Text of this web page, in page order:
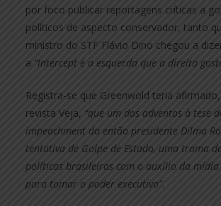
por foco publicar reportagens críticas a
políticos de aspecto conservador, tanto
ministro do STF Flávio Dino chegou a
a “Intercept é a esquerda que a direita
Registra-se que Greenwold teria
revista Veja, “que um dos adventos à tese
impeachment da então presidente Dilma
tentativa de Golpe de Estado, uma trama
políticas brasileiras com o auxílio da
para tomar o poder executivo”.